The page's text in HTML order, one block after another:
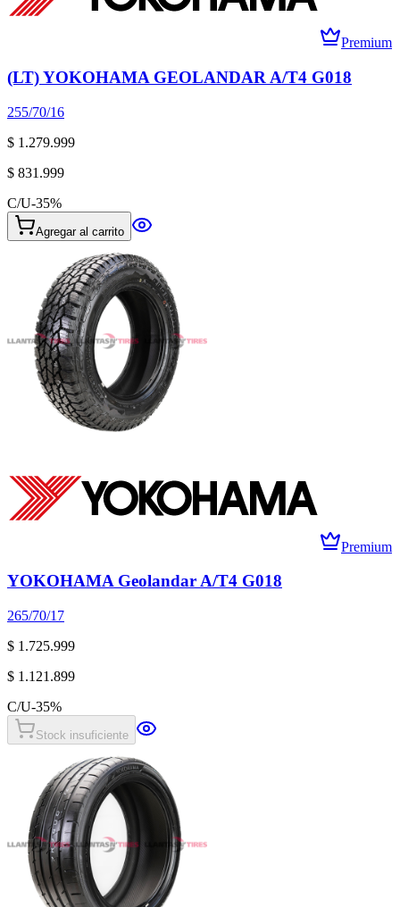
Premium
(LT) YOKOHAMA GEOLANDAR A/T4 G018
255/70/16
$ 1.279.999
$ 831.999
C/U-35%
Agregar al carrito
Premium
YOKOHAMA Geolandar A/T4 G018
265/70/17
$ 1.725.999
$ 1.121.899
C/U-35%
Stock insuficiente